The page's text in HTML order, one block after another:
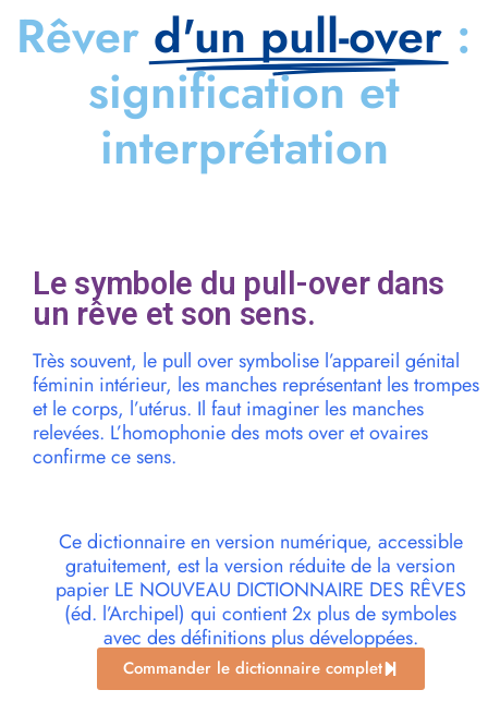
Rêver d'un pull-over :
signification et
interprétation
Le symbole du pull-over dans
un rêve et son sens.
Très souvent, le pull over symbolise l’appareil génital
féminin intérieur, les manches représentant les trompes
et le corps, l’utérus. Il faut imaginer les manches
relevées. L’homophonie des mots over et ovaires
confirme ce sens.
Ce dictionnaire en version numérique, accessible
gratuitement, est la version réduite de la version
papier LE NOUVEAU DICTIONNAIRE DES RÊVES
(éd. l’Archipel) qui contient 2x plus de symboles
avec des définitions plus développées.
Commander le dictionnaire complet